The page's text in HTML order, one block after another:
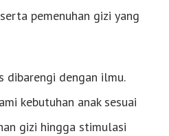
pemenuhan gizi yang
dibarengi dengan ilmu.
kebutuhan anak sesuai
gizi hingga stimulasi